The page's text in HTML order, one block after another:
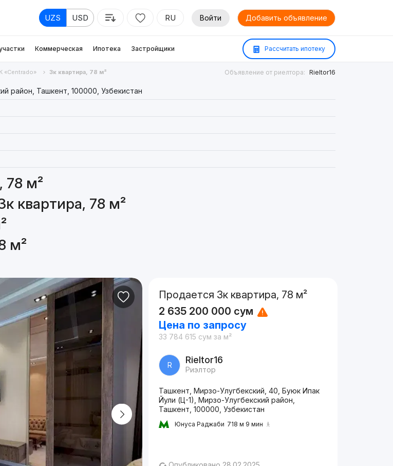
UZS USD RU Войти Добавить объявление
Коммерческая Ипотека Застройщики Рассчитать ипотеку
«Centrado» 3к квартира, 78 м² Объявление от риелтора: Rieltor16
район, Ташкент, 100000, Узбекистан
78 м²
квартира, 78 м²
м²
Продается 3к квартира, 78 м²
2 635 200 000 сум
Цена по запросу
33 784 615 сум за м²
R Rieltor16
Риэлтор
Ташкент, Мирзо-Улугбекский, 40, Буюк Ипак
Йули (Ц-1), Мирзо-Улугбекский район,
Ташкент, 100000, Узбекистан
Юнуса Раджаби 718 м 9 мин